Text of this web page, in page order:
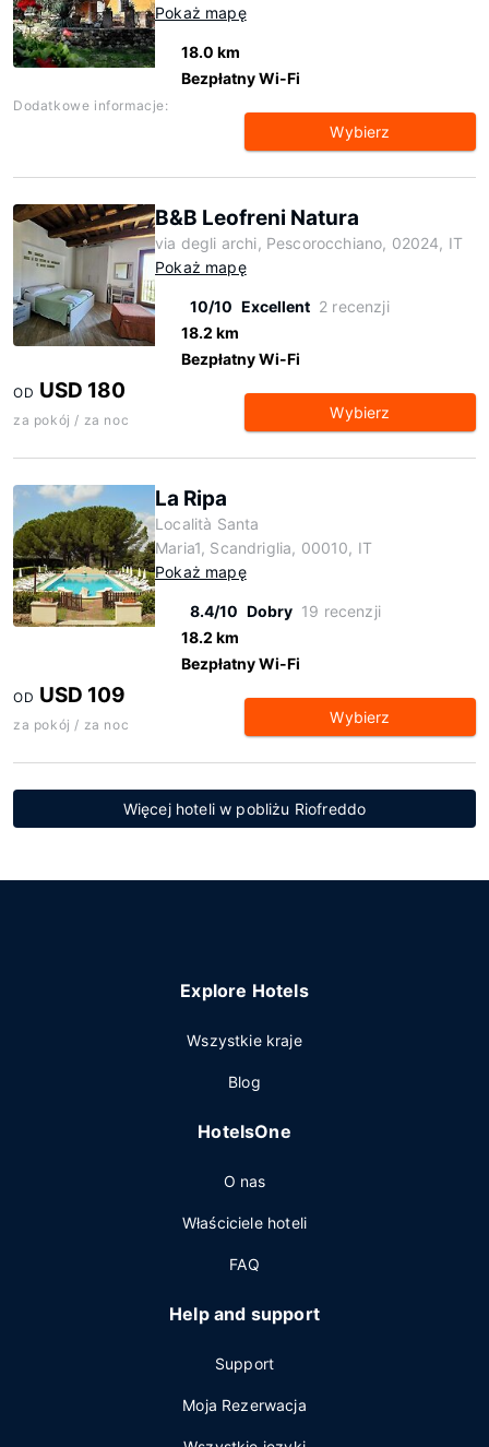
Pokaż mapę
18.0 km
Bezpłatny Wi-Fi
Dodatkowe informacje:
Wybierz
B&B Leofreni Natura
via degli archi, Pescorocchiano, 02024, IT
Pokaż mapę
10/10 Excellent 2 recenzji
18.2 km
Bezpłatny Wi-Fi
OD USD 180
za pokój / za noc Wybierz
La Ripa
Località Santa
Maria1, Scandriglia, 00010, IT
Pokaż mapę
8.4/10 Dobry 19 recenzji
18.2 km
Bezpłatny Wi-Fi
OD USD 109
za pokój / za noc Wybierz
Więcej hoteli w pobliżu Riofreddo
Explore Hotels
Wszystkie kraje
Blog
HotelsOne
O nas
Właściciele hoteli
FAQ
Help and support
Support
Moja Rezerwacja